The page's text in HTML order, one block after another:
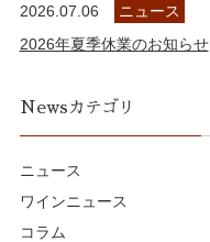
2026.07.06
ニュース
2026年夏季休業のお知らせ
Newsカテゴリ
ニュース
ワインニュース
コラム